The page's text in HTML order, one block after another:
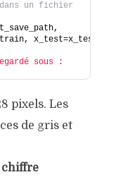
dans un fichier
x_test=x_test,
sous :
pixels. Les
de gris et
chiffre